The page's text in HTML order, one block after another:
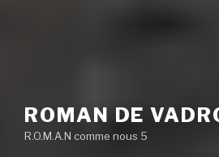
ROMAN DE
R.O.M.A.N comme nous 5